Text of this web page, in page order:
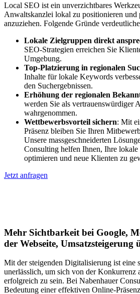
Local SEO ist ein unverzichtbares
Anwaltskanzlei lokal zu positionieren und
anzuziehen. Folgende Gründe
Lokale Zielgruppen direkt
SEO-Strategien erreichen Sie
Umgebung.
Top-Platzierung in regionalen
Inhalte für lokale Keywords
den Suchergebnissen.
Erhöhung der regionalen
werden Sie als vertrauenswürdiger
wahrgenommen.
Wettbewerbsvorteil sichern: Mit
Präsenz bleiben Sie Ihren
Unsere massgeschneiderten
Consulting helfen Ihnen, Ihre lokale
optimieren und neue Klienten zu
Jetzt anfragen
Mehr Sichtbarkeit bei Google,
der Webseite, Umsatzsteigerung
Mit der steigenden Digitalisierung ist eine
unerlässlich, um sich von der Konkurrenz
erfolgreich zu sein. Bei Nabenhauer
Bedeutung einer effektiven Online-